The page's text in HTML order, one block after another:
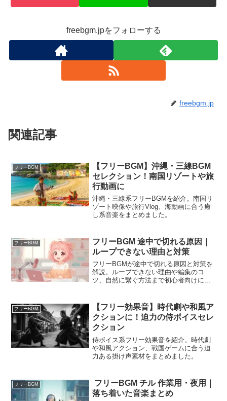
freebgm.jpをフォローする
freebgm.jp
関連記事
フリーBGM
【フリーBGM】沖縄・三線BGM
セレクション！南国リゾートや旅
行動画に
沖縄・三線系フリーBGMを紹介。南国リ
ゾート映像や旅行Vlog、海動画に合う癒
し系音楽をまとめました。
フリーBGM
フリーBGM 途中で切れる原因｜
ループできない理由と対策
フリーBGMが途中で切れる原因と対策を
解説。ループできない理由や編集のコ
ツ、自然に繋ぐ方法まで初心者向けに分
フリーBGM
【フリー効果音】時代劇や和風ア
クションに！迫力の侍ボイスセレ
クション
侍ボイス系フリー効果音を紹介。時代劇
や和風アクション、戦国ゲームに合う迫
力ある掛け声素材をまとめました。
フリーBGM
フリーBGM チル 作業用・夜用｜
落ち着いた音楽まとめ